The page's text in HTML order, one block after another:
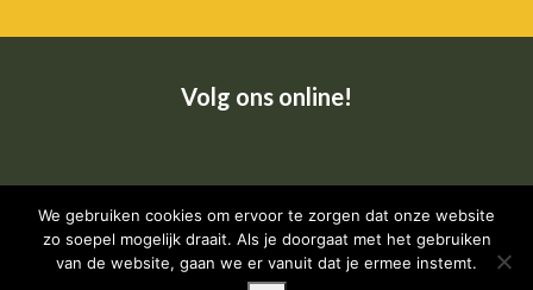
Volg ons online!
Wij zijn een CRKBO geregistreerde instelling
We gebruiken cookies om ervoor te zorgen dat onze website
zo soepel mogelijk draait. Als je doorgaat met het gebruiken
van de website, gaan we er vanuit dat je ermee instemt.